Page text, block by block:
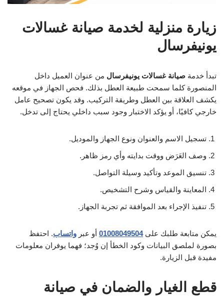
زيارة منزلية لخدمة صيانة غسالات
يونيفرسال
تبدأ خدمة صيانة غسالات يونيفرسال من عنوان العميل داخل
المنصورة كلما سمحت طبيعة العطل بذلك. فحص الجهاز في موقعه
يكشف العلاقة بين العطل وطريقة التركيب. وقد يكون تصحيح عامل
خارجي كافيًا، أو يؤكد الاختبار وجود سبب داخلي يحتاج إلى تدخل.
تسجيل الاسم والعنوان ونوع الجهاز والموديل.
وصف العَرَض ووقت بدايته وأي رمز ظاهر.
تنسيق الموعد وتأكيد وسيلة التواصل.
المعاينة والقياس وشرح التشخيص.
تنفيذ الإجراء بعد الموافقة ثم تجربة الجهاز.
يمكن متابعة طلبك على01008049504 أو عبر واتساب. احتفظ
بصورة لملصق البيانات وكود الخطأ إن وُجد؛ فهما يوفران معلومات
مفيدة قبل الزيارة.
قطع الغيار والضمان في صيانة